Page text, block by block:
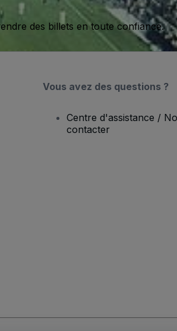
des billets en toute confiance.
Vous avez des questions ?
Centre d'assistance /
contacter